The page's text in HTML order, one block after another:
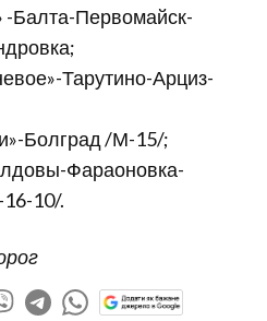
-Балта-Первомайск-
Тарутино-Арциз-
Болград /М-15/;
Фараоновка-
10/.